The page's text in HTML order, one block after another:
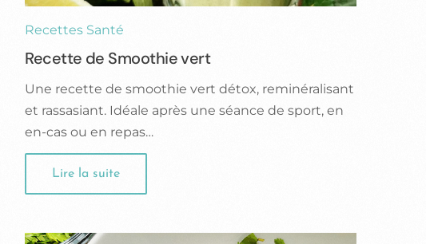
Recettes Santé
Recette de Smoothie vert
Une recette de smoothie vert détox, reminéralisant
et rassasiant. Idéale après une séance de sport, en
en-cas ou en repas…
Lire la suite